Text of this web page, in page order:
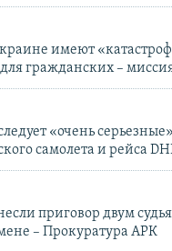
имеют
для гражданских –
«очень
самолета и рейса
приговор двум
– Прокуратура АРК